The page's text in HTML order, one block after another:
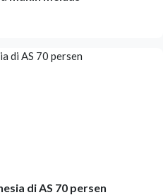
di AS 70 persen